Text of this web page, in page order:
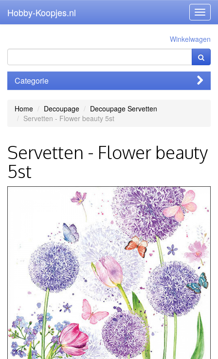
Hobby-Koopjes.nl
Winkelwagen
Categorie
Home Decoupage
Decoupage Servetten
Servetten - Flower beauty 5st
Servetten - Flower beauty
5st